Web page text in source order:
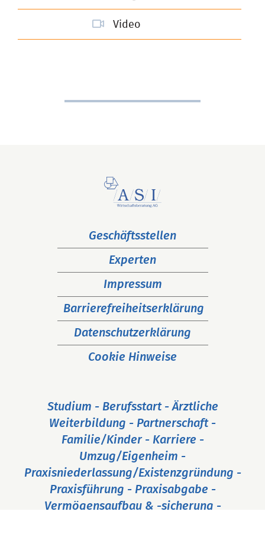
Video
überspringen
Geschäftsstellen
Experten
Impressum
Barrierefreiheitserklärung
Datenschutzerklärung
Cookie Hinweise
Studium - Berufsstart - Ärztliche
Weiterbildung - Partnerschaft -
Familie/Kinder - Karriere -
Umzug/Eigenheim -
Praxisniederlassung/Existenzgründung -
Praxisführung - Praxisabgabe -
Vermögensaufbau & -sicherung -